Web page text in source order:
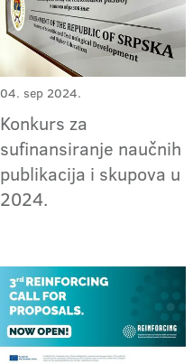
04. sep 2024.
Konkurs za
sufinansiranje naučnih
publikacija i skupova u
2024.